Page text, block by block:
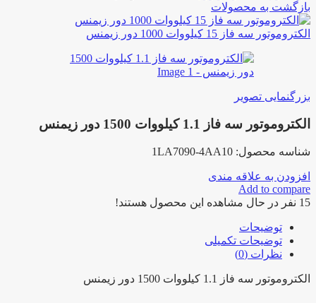
بازگشت به محصولات
الکتروموتور سه فاز 15 کیلووات 1000 دور زیمنس
بزرگنمایی تصویر
الکتروموتور سه فاز 1.1 کیلووات 1500 دور زیمنس
شناسه محصول: 1LA7090-4AA10
افزودن به علاقه مندی
Add to compare
15 نفر در حال مشاهده این محصول هستند!
توضیحات
توضیحات تکمیلی
نظرات (0)
الکتروموتور سه فاز 1.1 کیلووات 1500 دور زیمنس